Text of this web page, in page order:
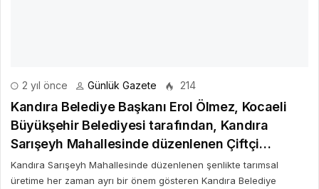
2 yıl önce Günlük Gazete 214
Kandıra Belediye Başkanı Erol Ölmez, Kocaeli
Büyükşehir Belediyesi tarafından, Kandıra
Sarışeyh Mahallesinde düzenlenen Çiftçi
Şenliğine katıldı
Kandıra Sarışeyh Mahallesinde düzenlenen şenlikte tarımsal
üretime her zaman ayrı bir önem gösteren Kandıra Belediye